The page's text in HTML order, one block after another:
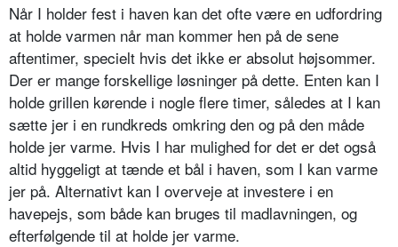
Når I holder fest i haven kan det ofte være en udfordring
at holde varmen når man kommer hen på de sene
aftentimer, specielt hvis det ikke er absolut højsommer.
Der er mange forskellige løsninger på dette. Enten kan I
holde grillen kørende i nogle flere timer, således at I kan
sætte jer i en rundkreds omkring den og på den måde
holde jer varme. Hvis I har mulighed for det er det også
altid hyggeligt at tænde et bål i haven, som I kan varme
jer på. Alternativt kan I overveje at investere i en
havepejs, som både kan bruges til madlavningen, og
efterfølgende til at holde jer varme.